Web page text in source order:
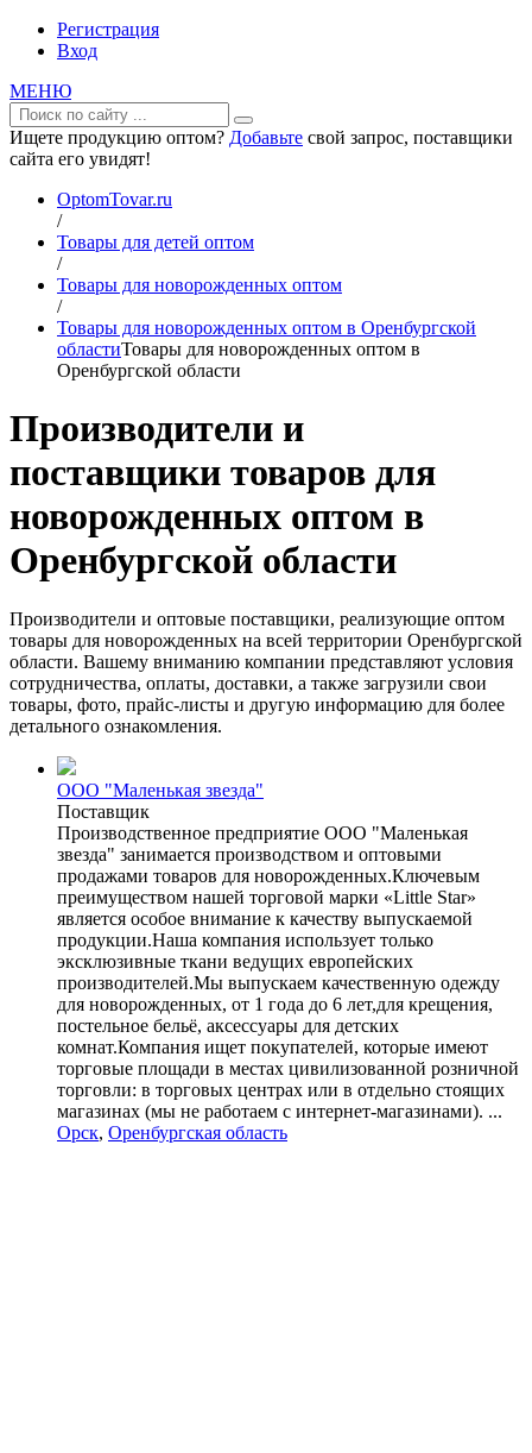
Регистрация
Вход
МЕНЮ
Ищете продукцию оптом? Добавьте свой запрос, поставщики
сайта его увидят!
OptomTovar.ru
/
Товары для детей оптом
/
Товары для новорожденных оптом
/
Товары для новорожденных оптом в Оренбургской
областиТовары для новорожденных оптом в
Оренбургской области
Производители и
поставщики товаров для
новорожденных оптом в
Оренбургской области
Производители и оптовые поставщики, реализующие оптом
товары для новорожденных на всей территории Оренбургской
области. Вашему вниманию компании представляют условия
сотрудничества, оплаты, доставки, а также загрузили свои
товары, фото, прайс-листы и другую информацию для более
детального ознакомления.
ООО "Маленькая звезда"
Поставщик
Производственное предприятие ООО "Маленькая
звезда" занимается производством и оптовыми
продажами товаров для новорожденных.Ключевым
преимуществом нашей торговой марки «Little Star»
является особое внимание к качеству выпускаемой
продукции.Наша компания использует только
эксклюзивные ткани ведущих европейских
производителей.Мы выпускаем качественную одежду
для новорожденных, от 1 года до 6 лет,для крещения,
постельное бельё, аксессуары для детских
комнат.Компания ищет покупателей, которые имеют
торговые площади в местах цивилизованной розничной
торговли: в торговых центрах или в отдельно стоящих
магазинах (мы не работаем с интернет-магазинами). ...
Орск, Оренбургская область